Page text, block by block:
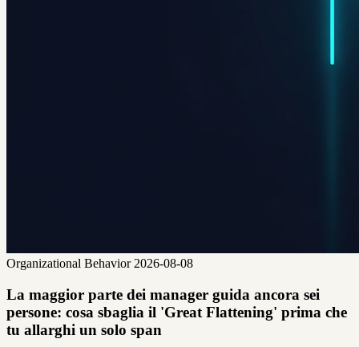
Organizational Behavior 2026-08-08
La maggior parte dei manager guida ancora sei
persone: cosa sbaglia il 'Great Flattening' prima che
tu allarghi un solo span